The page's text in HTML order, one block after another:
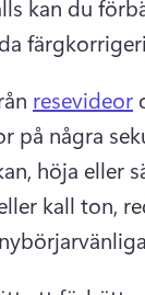
kan du
resevideor
på några
höja eller
kall ton,